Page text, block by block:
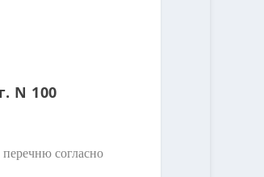
N 100
согласно